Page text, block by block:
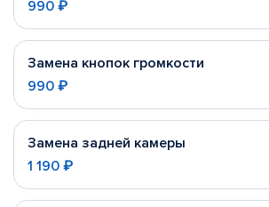
990 ₽
Замена кнопок громкости
990 ₽
Замена задней камеры
1 190 ₽